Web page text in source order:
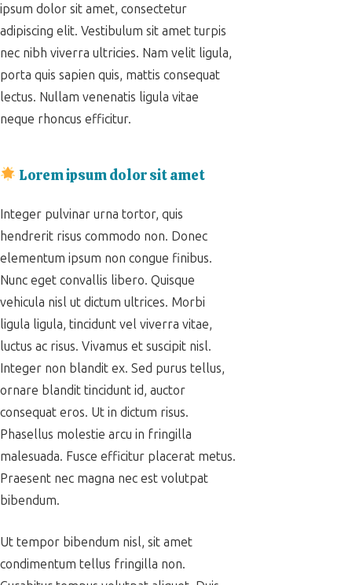
ipsum dolor sit amet, consectetur
adipiscing elit. Vestibulum sit amet turpis
nec nibh viverra ultricies. Nam velit ligula,
porta quis sapien quis, mattis consequat
lectus. Nullam venenatis ligula vitae
neque rhoncus efficitur.
Lorem ipsum dolor sit amet
Integer pulvinar urna tortor, quis
hendrerit risus commodo non. Donec
elementum ipsum non congue finibus.
Nunc eget convallis libero. Quisque
vehicula nisl ut dictum ultrices. Morbi
ligula ligula, tincidunt vel viverra vitae,
luctus ac risus. Vivamus et suscipit nisl.
Integer non blandit ex. Sed purus tellus,
ornare blandit tincidunt id, auctor
consequat eros. Ut in dictum risus.
Phasellus molestie arcu in fringilla
malesuada. Fusce efficitur placerat metus.
Praesent nec magna nec est volutpat
bibendum.
Ut tempor bibendum nisl, sit amet
condimentum tellus fringilla non.